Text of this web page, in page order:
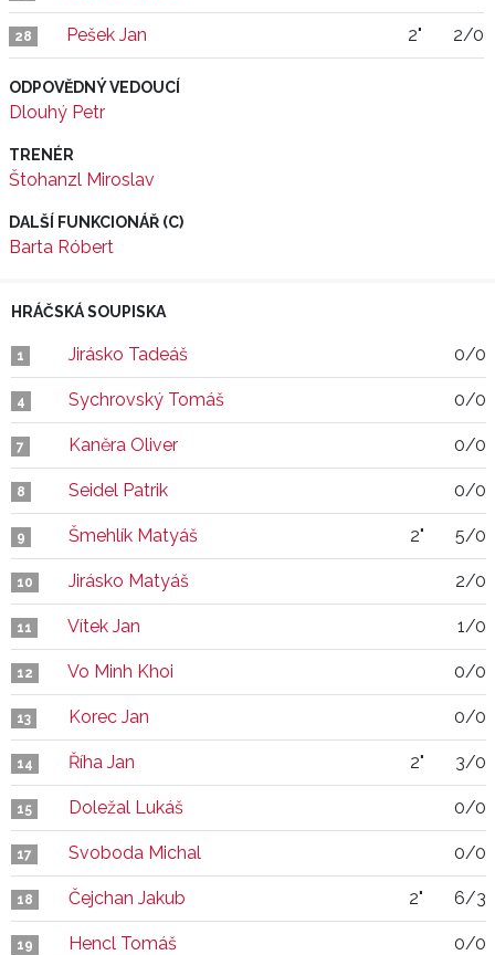
28 Pešek Jan 2" 2/0
ODPOVĚDNÝ VEDOUCÍ
Dlouhý Petr
TRENÉR
Štohanzl Miroslav
DALŠÍ FUNKCIONÁŘ (C)
Barta Róbert
HRÁČSKÁ SOUPISKA
1 Jirásko Tadeáš 0/0
4 Sychrovský Tomáš 0/0
7 Kaněra Oliver 0/0
8 Seidel Patrik 0/0
9 Šmehlík Matyáš 2" 5/0
10 Jirásko Matyáš 2/0
11 Vítek Jan 1/0
12 Vo Minh Khoi 0/0
13 Korec Jan 0/0
14 Říha Jan 2" 3/0
15 Doležal Lukáš 0/0
17 Svoboda Michal 0/0
18 Čejchan Jakub 2" 6/3
19 Hencl Tomáš 0/0